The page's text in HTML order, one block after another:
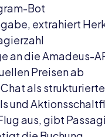
Bot
extrahiert
an die Amadeus-
Preisen ab
als strukturierte
und
aus, gibt